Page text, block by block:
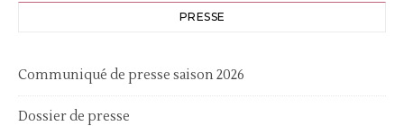
PRESSE
Communiqué de presse saison 2026
Dossier de presse